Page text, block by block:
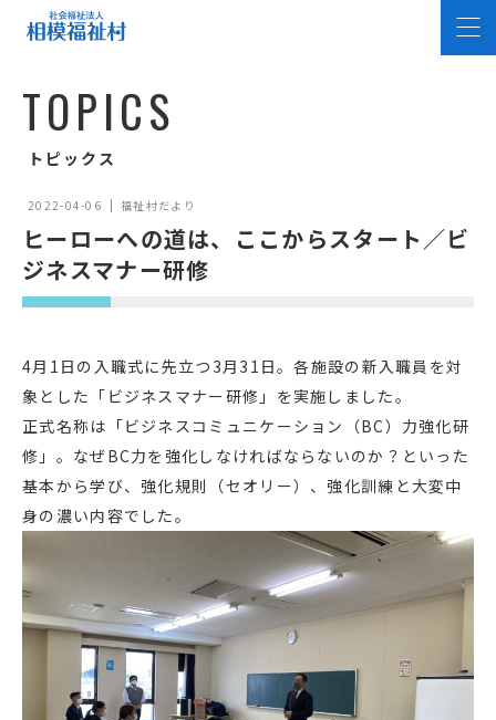
TOPICS
トピックス
2022-04-06 福祉村だより
ヒーローへの道は、ここからスタート／ビ
ジネスマナー研修
4月1日の入職式に先立つ3月31日。各施設の新入職員を対
象とした「ビジネスマナー研修」を実施しました。
正式名称は「ビジネスコミュニケーション（BC）力強化研
修」。なぜBC力を強化しなければならないのか？といった
基本から学び、強化規則（セオリー）、強化訓練と大変中
身の濃い内容でした。